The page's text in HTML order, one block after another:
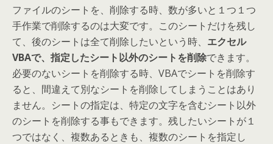
ファイルのシートを、削除する時、数が多いと１つ１つ
手作業で削除するのは大変です。このシートだけを残し
て、後のシートは全て削除したいという時、 エクセル
VBAで、指定したシート以外のシートを削除できます。
必要のないシートを削除する時、VBAでシートを削除す
ると、間違えて別なシートを削除してしまうことはあり
ません。シートの指定は、特定の文字を含むシート以外
のシートを削除する事もできます。残したいシートが１
つではなく、複数あるときも、複数のシートを指定し